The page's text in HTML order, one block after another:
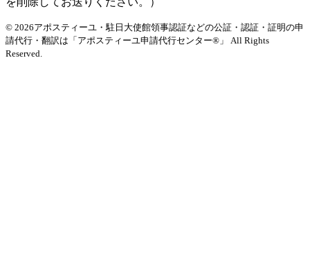
© 2026アポスティーユ・駐日大使館領事認証などの公証・認証・証明の申
請代行・翻訳は「アポスティーユ申請代行センター®」 All Rights
Reserved.